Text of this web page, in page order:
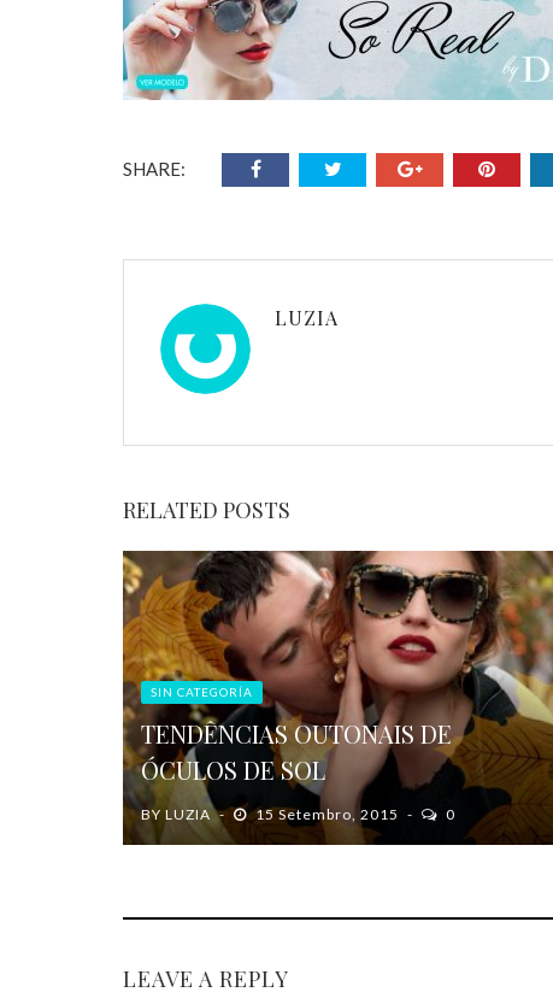
SHARE:
LUZIA
RELATED POSTS
SIN CATEGORÍA
TENDÊNCIAS OUTONAIS DE
ÓCULOS DE SOL
BY LUZIA 15 Setembro, 2015 0
LEAVE A REPLY